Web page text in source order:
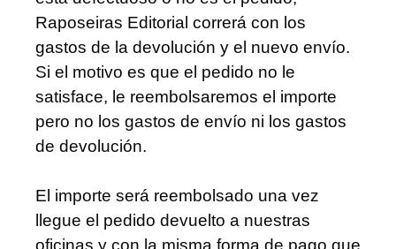
Raposeiras Editorial correrá con los
gastos de la devolución y el nuevo envío.
Si el motivo es que el pedido no le
satisface, le reembolsaremos el importe
pero no los gastos de envío ni los gastos
de devolución.
El importe será reembolsado una vez
llegue el pedido devuelto a nuestras
oficinas y con la misma forma de pago que